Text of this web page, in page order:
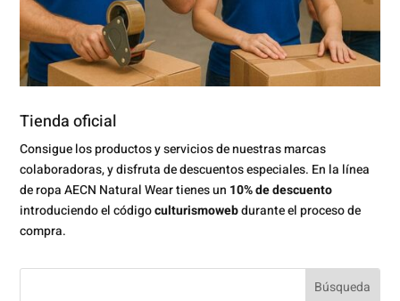
Tienda oficial
Consigue los productos y servicios de nuestras marcas
colaboradoras, y disfruta de descuentos especiales. En la línea
de ropa AECN Natural Wear tienes un 10% de descuento
introduciendo el códigoculturismowebdurante el proceso de
compra.